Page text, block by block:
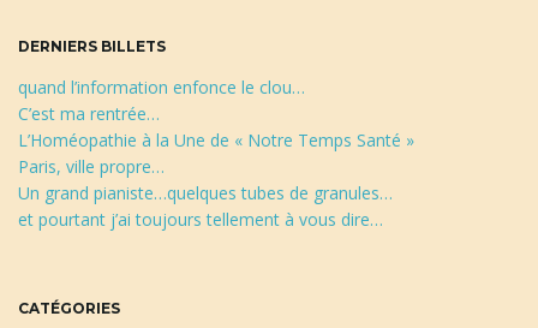
DERNIERS BILLETS
quand l’information enfonce le clou…
C’est ma rentrée…
L’Homéopathie à la Une de « Notre Temps Santé »
Paris, ville propre…
Un grand pianiste…quelques tubes de granules…
et pourtant j’ai toujours tellement à vous dire…
CATÉGORIES